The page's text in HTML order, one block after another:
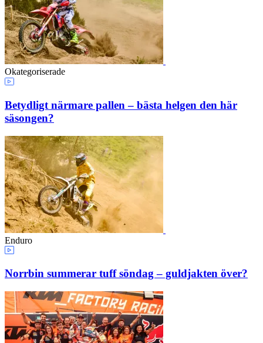
Okategoriserade
Betydligt närmare pallen – bästa helgen den här
säsongen?
Enduro
Norrbin summerar tuff söndag – guldjakten över?